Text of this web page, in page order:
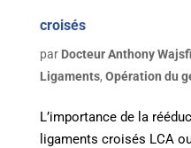
croisés
par Docteur Anthony
Ligaments, Opération du
L’importance de la
ligaments croisés LCA